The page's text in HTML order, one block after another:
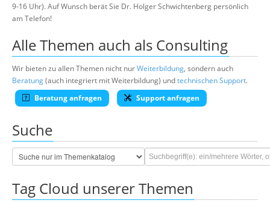
9-16 Uhr). Auf Wunsch berät Sie Dr. Holger Schwichtenberg persönlich
am Telefon!
Alle Themen auch als Consulting
Wir bieten zu allen Themen nicht nurWeiterbildung, sondern auch
Beratung(auch integriert mit Weiterbildung) undtechnischen Support.
Beratung anfragen
Support anfragen
Suche
Tag Cloud unserer Themen